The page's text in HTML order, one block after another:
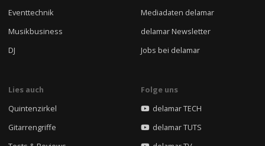
Eventtechnik
Musikbusiness
DJ
Mediadaten delamar
delamar Newsletter
Jobs bei delamar
Lies auch
Quintenzirkel
Gitarrengriffe
Folge uns
delamar TECH
delamar TUTS